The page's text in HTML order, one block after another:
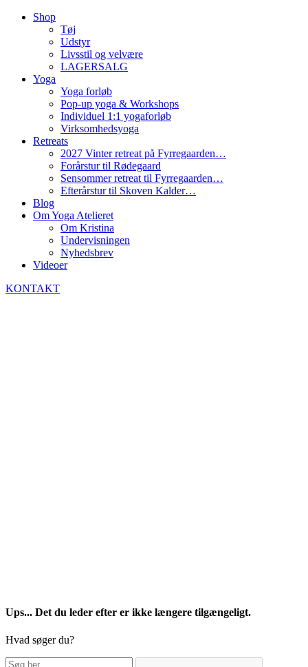
Shop
Tøj
Udstyr
Livsstil og velvære
LAGERSALG
Yoga
Yoga forløb
Pop-up yoga & Workshops
Individuel 1:1 yogaforløb
Virksomhedsyoga
Retreats
2027 Vinter retreat på Fyrregaarden…
Forårstur til Rødegaard
Sensommer retreat til Fyrregaarden…
Efterårstur til Skoven Kalder…
Blog
Om Yoga Atelieret
Om Kristina
Undervisningen
Nyhedsbrev
Videoer
KONTAKT
Ups... Det du leder efter er ikke længere tilgængeligt.
Hvad søger du?